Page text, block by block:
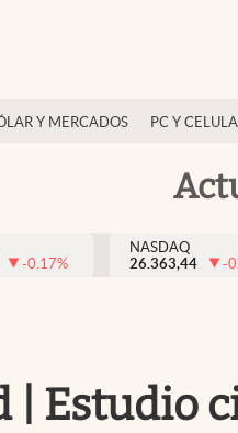
Y MERCADOS PC Y
-0.17%
NASDAQ
26.363,44
-
| Estudio